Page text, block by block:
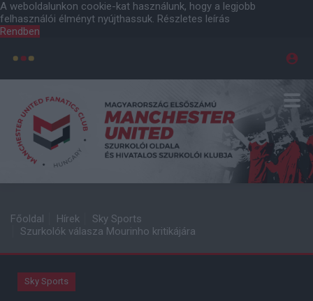
A weboldalunkon cookie-kat használunk, hogy a legjobb
felhasználói élményt nyújthassuk. Részletes leírás
Rendben
Főoldal Hírek
Sky Sports
Szurkolók válasza Mourinho kritikájára
Sky Sports